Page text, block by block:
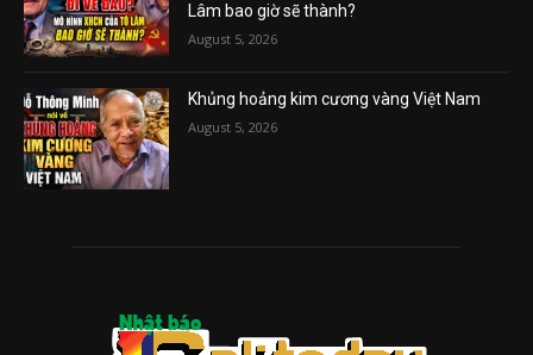
Lâm bao giờ sẽ thành?
August 5, 2026
Khủng hoảng kim cương vàng Việt Nam
August 5, 2026